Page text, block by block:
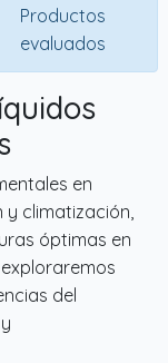
Productos
evaluados
en
climatización,
óptimas en
del